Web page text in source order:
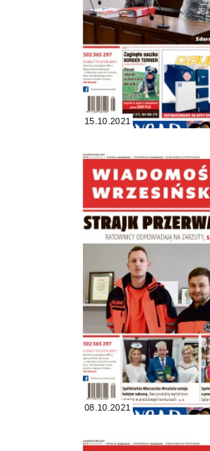
15.10.2021
08.10.2021